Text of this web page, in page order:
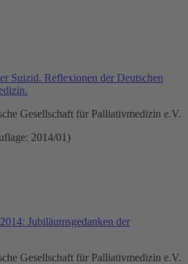
Suizid. Reflexionen der Deutschen
Gesellschaft für Palliativmedizin e.V.
2014/01)
Jubiläumsgedanken der
Gesellschaft für Palliativmedizin e.V.